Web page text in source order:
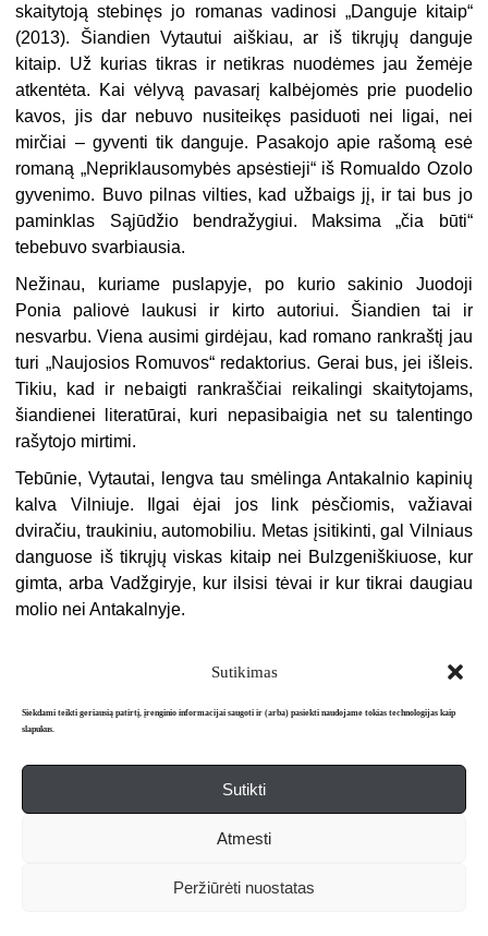
Sutikimas
Siekdami teikti geriausią patirtį, įrenginio informacijai saugoti ir (arba) pasiekti naudojame tokias technologijas kaip
slapukus.
Sutikti
Atmesti
Peržiūrėti nuostatas
skaitytoją stebinęs jo romanas vadinosi „Danguje kitaip“
(2013). Šiandien Vytautui aiškiau, ar iš tikrųjų danguje
kitaip. Už kurias tikras ir netikras nuodėmes jau žemėje
atkentėta. Kai vėlyvą pavasarį kalbėjomės prie puodelio
kavos, jis dar nebuvo nusiteikęs pasiduoti nei ligai, nei
mirčiai – gyventi tik danguje. Pasakojo apie rašomą esė
romaną „Nepriklausomybės apsėstieji“ iš Romualdo Ozolo
gyvenimo. Buvo pilnas vilties, kad užbaigs jį, ir tai bus jo
paminklas Sąjūdžio bendražygiui. Maksima „čia būti“
tebebuvo svarbiausia.
Nežinau, kuriame puslapyje, po kurio sakinio Juodoji
Ponia paliovė laukusi ir kirto autoriui. Šiandien tai ir
nesvarbu. Viena ausimi girdėjau, kad romano rankraštį jau
turi „Naujosios Romuvos“ redaktorius. Gerai bus, jei išleis.
Tikiu, kad ir nebaigti rankraščiai reikalingi skaitytojams,
šiandienei literatūrai, kuri nepasibaigia net su talentingo
rašytojo mirtimi.
Tebūnie, Vytautai, lengva tau smėlinga Antakalnio kapinių
kalva Vilniuje. Ilgai ėjai jos link pėsčiomis, važiavai
dviračiu, traukiniu, automobiliu. Metas įsitikinti, gal Vilniaus
danguose iš tikrųjų viskas kitaip nei Bulzgeniškiuose, kur
gimta, arba Vadžgiryje, kur ilsisi tėvai ir kur tikrai daugiau
molio nei Antakalnyje.